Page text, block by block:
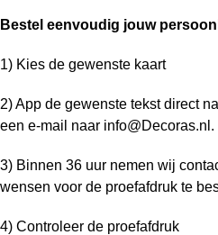
Bestel eenvoudig jouw
1) Kies de gewenste kaart
2) App de gewenste tekst direct
een e-mail naar info@Decoras.nl.
3) Binnen 36 uur nemen wij
wensen voor de proefafdruk te
4) Controleer de proefafdruk